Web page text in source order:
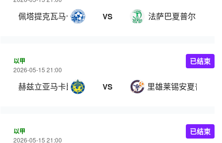
佩塔提克瓦马卡比 VS 法萨巴夏普尔
以甲
2026-05-15 21:00
赫兹立亚马卡比 VS 里雄莱锡安夏普尔
已结束
以甲
2026-05-15 21:00
已结束